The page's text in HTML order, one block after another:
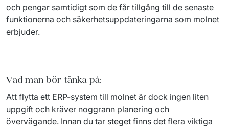
och pengar samtidigt som de får tillgång till de senaste
funktionerna och säkerhetsuppdateringarna som molnet
erbjuder.
Vad man bör tänka på:
Att flytta ett ERP-system till molnet är dock ingen liten
uppgift och kräver noggrann planering och
övervägande. Innan du tar steget finns det flera viktiga